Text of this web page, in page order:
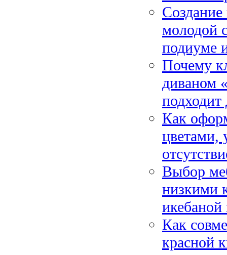
молодой
подиуме
Почему
диваном
подходит
Как
цветами,
Выбор
низкими
икебаной
Как
красной